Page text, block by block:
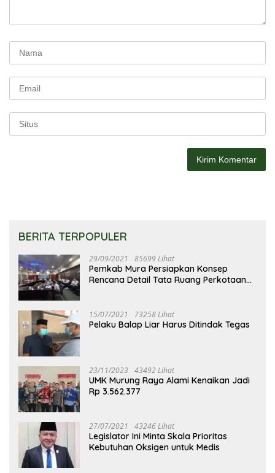
BERITA TERPOPULER
29/09/2021 85699 Lihat
Pemkab Mura Persiapkan Konsep
Rencana Detail Tata Ruang Perkotaan
15/07/2021 73258 Lihat
Pelaku Balap Liar Harus Ditindak Tegas
23/11/2023 43492 Lihat
UMK Murung Raya Alami Kenaikan Jadi
Rp 3.562.377
27/07/2021 43246 Lihat
Legislator Ini Minta Skala Prioritas
Kebutuhan Oksigen untuk Medis